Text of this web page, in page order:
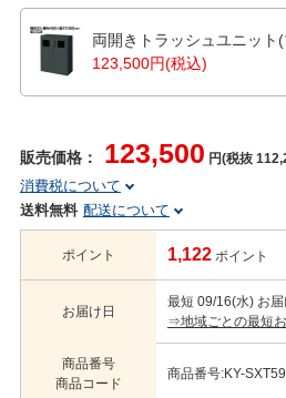
両開きトラッシュユニット
123,500円(税込)
販売価格： 123,500 円(税抜
消費税について
送料無料 配送について
ポイント 1,122 ポイント
お届け日
最短 09/16(水) お届
⇒地域ごとの最短
商品番号
商品コード
商品番号:KY-